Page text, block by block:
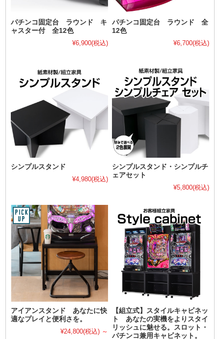
パチンコ固定台 ラウンド キ
ャスター付 全12色
¥6,900(税込)
パチンコ固定台 ラウンド 全
12色
¥6,700(税込)
シンプルスタンド
¥4,980(税込)
シンプルスタンド・シンプルチ
ェアセット
¥5,800(税込)
アイアンスタンド あなたに快
適なプレイと便利さを。
¥24,800(税込) ～
【組立式】スタイルキャビネッ
ト あなたの実機をよりスタイ
リッシュに魅せる。スロット・
パチンコ兼用キャビネット。